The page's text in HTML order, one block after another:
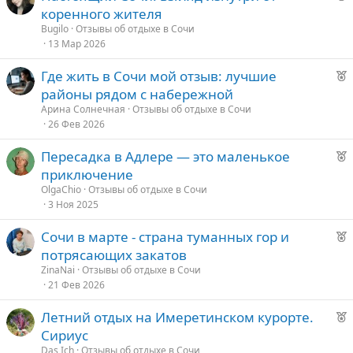
е
е
коренного жителя
Bugilo Отзывы об отдыхе в Сочи
13 Мар 2026
Р
е
е
Где жить в Сочи мой отзыв: лучшие
районы рядом с набережной
Арина Солнечная Отзывы об отдыхе в Сочи
26 Фев 2026
Р
е
е
Пересадка в Адлере — это маленькое
приключение
OlgaChio Отзывы об отдыхе в Сочи
3 Ноя 2025
Р
е
Сочи в марте - страна туманных гор и
потрясающих закатов
ZinaNai Отзывы об отдыхе в Сочи
21 Фев 2026
Р
Летний отдых на Имеретинском курорте.
Сириус
Das Ich Отзывы об отдыхе в Сочи